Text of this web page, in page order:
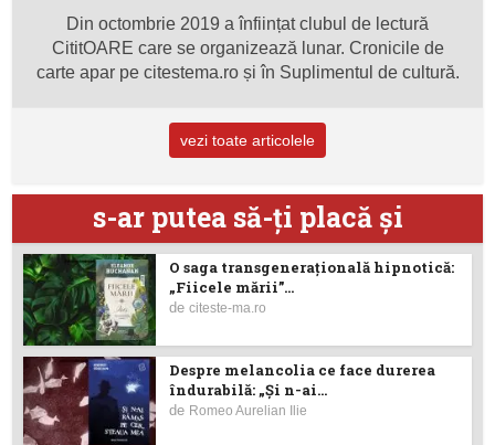
Din octombrie 2019 a înființat clubul de lectură
CititOARE care se organizează lunar. Cronicile de
carte apar pe citestema.ro și în Suplimentul de cultură.
vezi toate articolele
s-ar putea să-ţi placă şi
O saga transgenerațională hipnotică:
„Fiicele mării”...
deciteste-ma.ro
Despre melancolia ce face durerea
îndurabilă: „Și n-ai...
de Romeo Aurelian Ilie